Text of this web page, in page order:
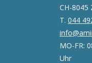
CH-8045
T. 044
MO-FR:
Uhr